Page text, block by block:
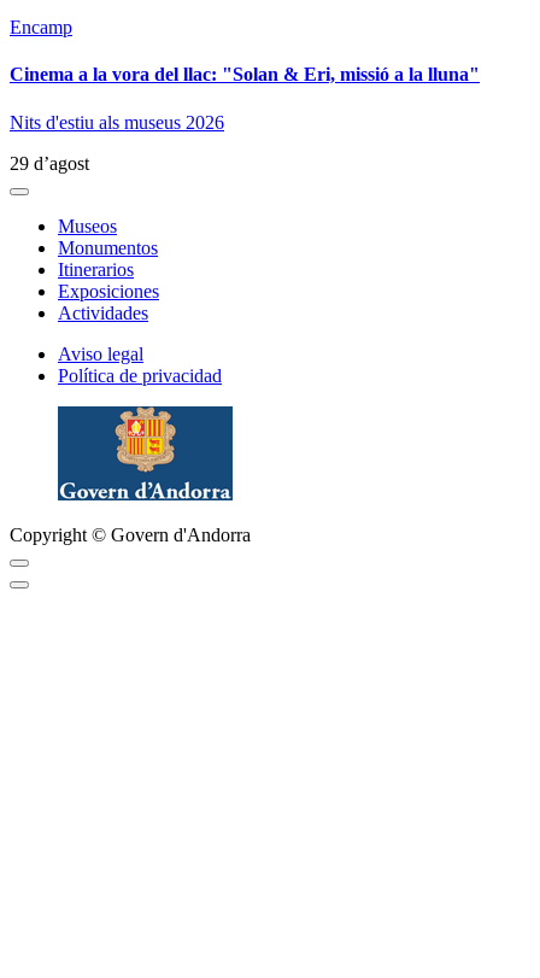
Encamp
Cinema a la vora del llac: "Solan & Eri, missió a la lluna"
Nits d'estiu als museus 2026
29 d’agost
Museos
Monumentos
Itinerarios
Exposiciones
Actividades
Aviso legal
Política de privacidad
Copyright © Govern d'Andorra